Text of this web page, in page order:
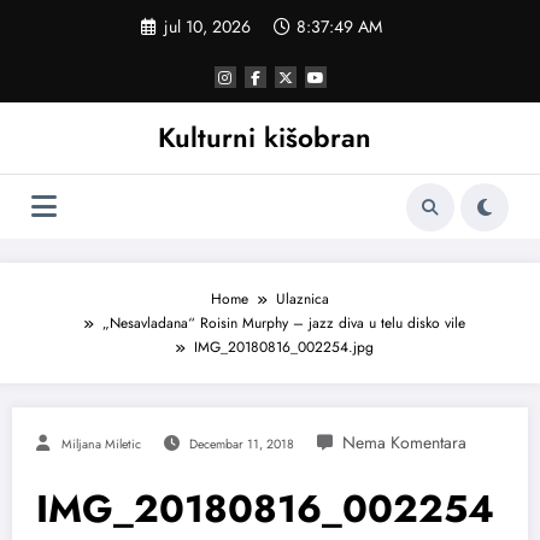
jul 10, 2026 8:37:49 AM
Kulturni kišobran
Home
Ulaznica
„Nesavladana“ Roisin Murphy – jazz diva u telu disko vile
IMG_20180816_002254.jpg
Miljana Miletic Decembar 11, 2018
IMG_20180816_002254